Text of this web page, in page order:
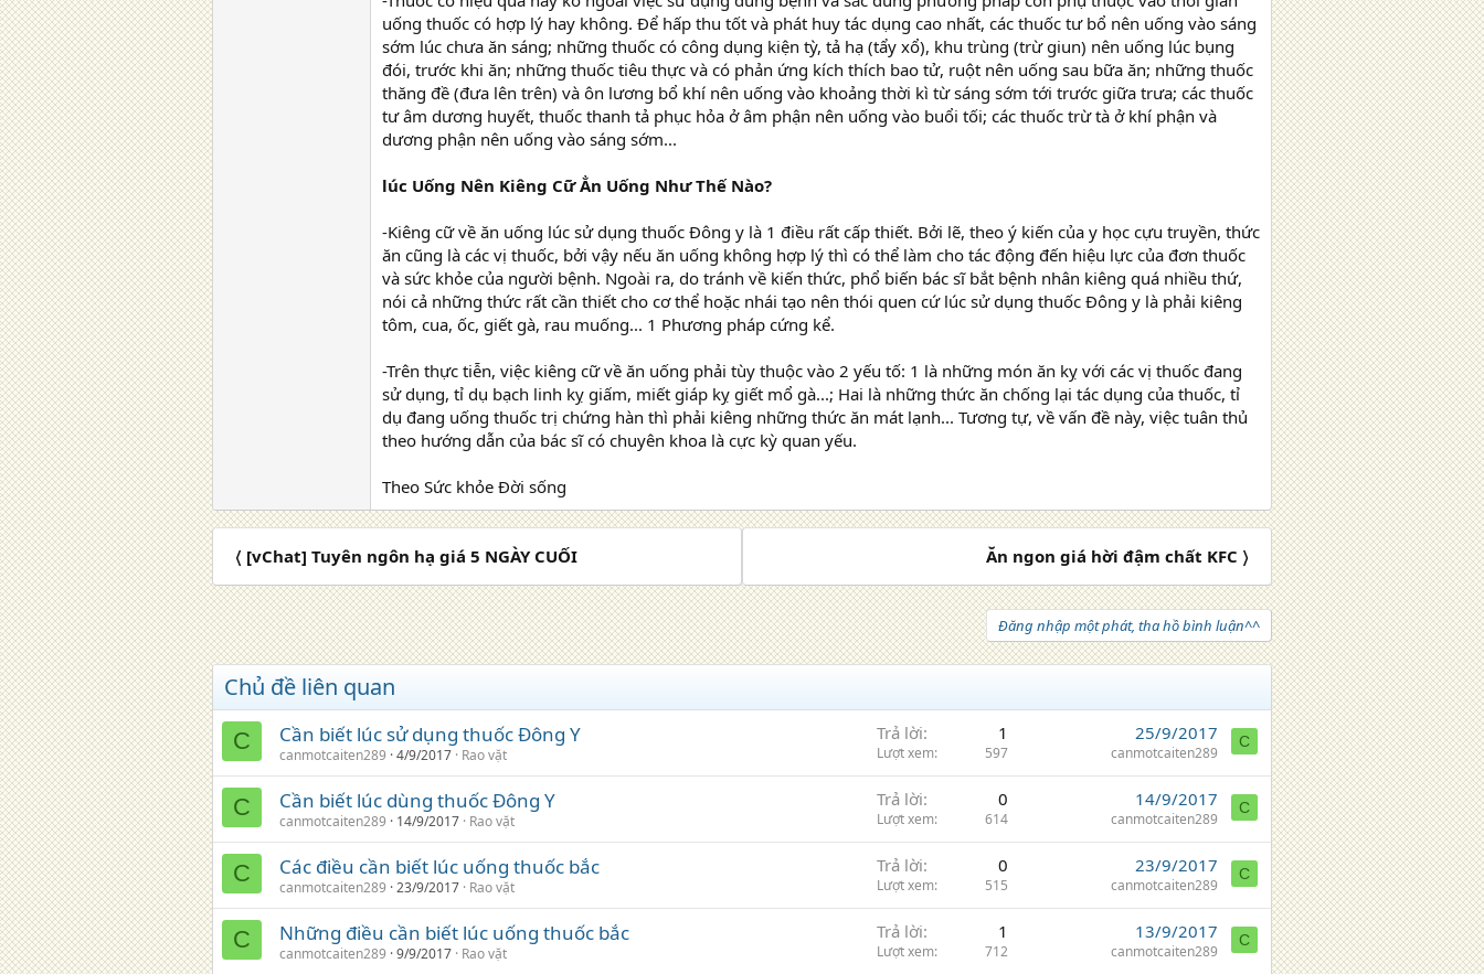
uống thuốc có hợp lý hay không. Để hấp thu tốt và phát huy tác dụng cao nhất, các thuốc tư bổ nên uống vào sáng
sớm lúc chưa ăn sáng; những thuốc có công dụng kiện tỳ, tả hạ (tẩy xổ), khu trùng (trừ giun) nên uống lúc bụng
đói, trước khi ăn; những thuốc tiêu thực và có phản ứng kích thích bao tử, ruột nên uống sau bữa ăn; những thuốc
thăng đề (đưa lên trên) và ôn lương bổ khí nên uống vào khoảng thời kì từ sáng sớm tới trước giữa trưa; các thuốc
tư âm dương huyết, thuốc thanh tả phục hỏa ở âm phận nên uống vào buổi tối; các thuốc trừ tà ở khí phận và
dương phận nên uống vào sáng sớm...
lúc Uống Nên Kiêng Cữ Ẳn Uống Như Thế Nào?
-Kiêng cữ về ăn uống lúc sử dụng thuốc Đông y là 1 điều rất cấp thiết. Bởi lẽ, theo ý kiến của y học cựu truyền, thức
ăn cũng là các vị thuốc, bởi vậy nếu ăn uống không hợp lý thì có thể làm cho tác động đến hiệu lực của đơn thuốc
và sức khỏe của người bệnh. Ngoài ra, do tránh về kiến thức, phổ biến bác sĩ bắt bệnh nhân kiêng quá nhiều thứ,
nói cả những thức rất cần thiết cho cơ thể hoặc nhái tạo nên thói quen cứ lúc sử dụng thuốc Đông y là phải kiêng
tôm, cua, ốc, giết gà, rau muống... 1 Phương pháp cứng kể.
-Trên thực tiễn, việc kiêng cữ về ăn uống phải tùy thuộc vào 2 yếu tố: 1 là những món ăn kỵ với các vị thuốc đang
sử dụng, tỉ dụ bạch linh kỵ giấm, miết giáp kỵ giết mổ gà...; Hai là những thức ăn chống lại tác dụng của thuốc, tỉ
dụ đang uống thuốc trị chứng hàn thì phải kiêng những thức ăn mát lạnh... Tương tự, về vấn đề này, việc tuân thủ
theo hướng dẫn của bác sĩ có chuyên khoa là cực kỳ quan yếu.
Theo Sức khỏe Đời sống
〈 [vChat] Tuyên ngôn hạ giá 5 NGÀY CUỐI Ăn ngon giá hời đậm chất KFC 〉
Đăng nhập một phát, tha hồ bình luận^^
Chủ đề liên quan
C Cần biết lúc sử dụng thuốc Đông Y
canmotcaiten289 4/9/2017 Rao vặt
Trả lời 1
Lượt xem 597
25/9/2017
canmotcaiten289
C
C Cần biết lúc dùng thuốc Đông Y
canmotcaiten289 14/9/2017 Rao vặt
Trả lời 0
Lượt xem 614
14/9/2017
canmotcaiten289
C
C Các điều cần biết lúc uống thuốc bắc
canmotcaiten289 23/9/2017 Rao vặt
Trả lời 0
Lượt xem 515
23/9/2017
canmotcaiten289
C
C Những điều cần biết lúc uống thuốc bắc
canmotcaiten289 9/9/2017 Rao vặt
Trả lời 1
Lượt xem 712
13/9/2017
canmotcaiten289
C